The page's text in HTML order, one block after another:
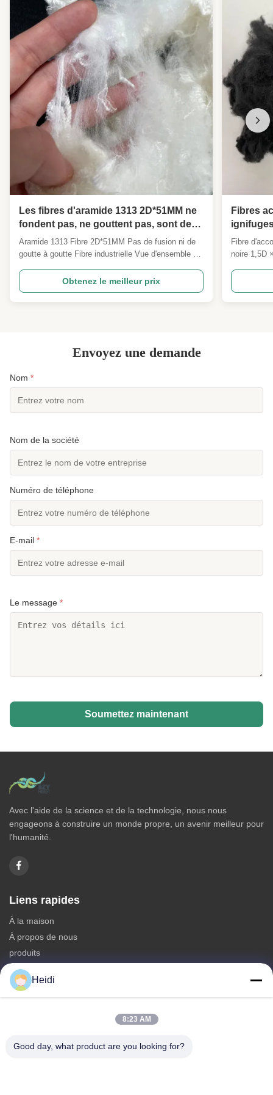
Les fibres d'aramide 1313 2D*51MM ne
fondent pas, ne gouttent pas, sont des
fibres industrielles, résistantes à la
flamme, résistantes à la chaleur et à la
Aramide 1313 Fibre 2D*51MM Pas de fusion ni de
goutte à goutte Fibre industrielle Vue d'ensemble du
fibre fonctionnelle de polyamide aromatique
spéciale haute performance, largement reconnue
comme la matière première principale pour la
Obtenez le meilleur prix
Fibres
Fibre
noire 1,5D
conçue
thermique
Envoyez une demande
Nom *
Nom de la société
Numéro de téléphone
E-mail *
Le message *
Soumettez maintenant
Avec l'aide de la science et de la technologie, nous nous
engageons à construire un monde propre, un avenir meilleur pour
l'humanité.
Liens rapides
À la maison
À propos de nous
produits
Nous contacter
Catégories
Fibre discontinue de polyesters
Fibre de polyester à faible fusion
Heidi
8:23 AM
Good day, what product are you looking for?